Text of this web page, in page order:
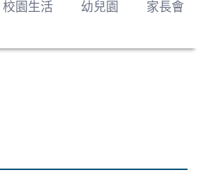
校園生活 幼兒園 家長會